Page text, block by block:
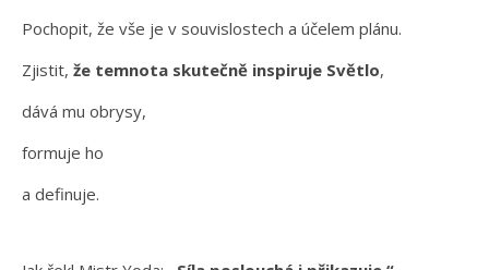
Pochopit, že vše je v souvislostech a účelem plánu.
Zjistit, že temnota skutečně inspiruje Světlo,
dává mu obrysy,
formuje ho
a definuje.